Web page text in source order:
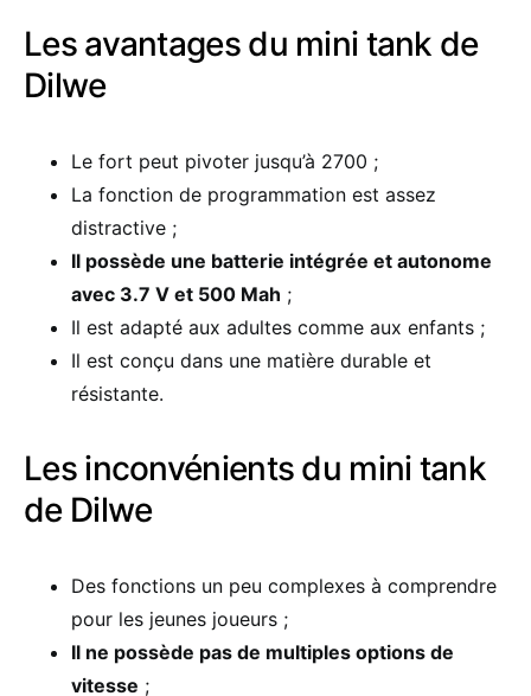
Les avantages du mini tank de
Dilwe
Le fort peut pivoter jusqu’à 2700 ;
La fonction de programmation est assez
distractive ;
Il possède une batterie intégrée et autonome
avec 3.7 V et 500 Mah ;
Il est adapté aux adultes comme aux enfants ;
Il est conçu dans une matière durable et
résistante.
Les inconvénients du mini tank
de Dilwe
Des fonctions un peu complexes à comprendre
pour les jeunes joueurs ;
Il ne possède pas de multiples options de
vitesse ;